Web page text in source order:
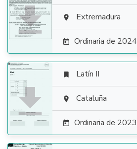
  Extremadura
 Ordinaria de 2024

 Latín II
 Cataluña
 Ordinaria de 2023